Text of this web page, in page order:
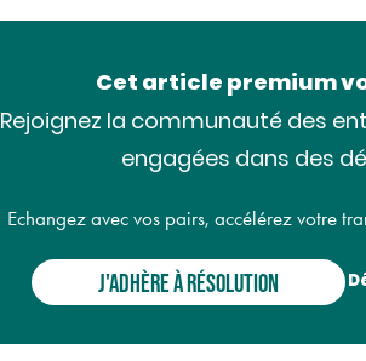
Cet article premium
Rejoignez la communauté des
engagées dans des
Echangez avec vos pairs, accélérez votre
J'ADHÈRE À RÉSOLUTION